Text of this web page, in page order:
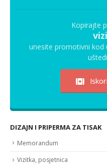
Kopirajte
unesite promotivni kod
DIZAJN I PRIPERMA ZA TISAK
Memorandum
Vizitka, posjetnica